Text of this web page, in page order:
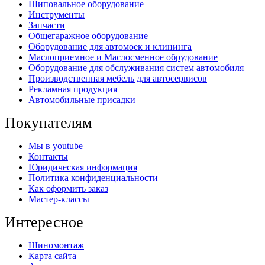
Шиповальное оборудование
Инструменты
Запчасти
Общегаражное оборудование
Оборудование для автомоек и клининга
Маслоприемное и Маслосменное обрудование
Оборудование для обслуживания систем автомобиля
Производственная мебель для автосервисов
Рекламная продукция
Автомобильные присадки
Покупателям
Мы в youtube
Контакты
Юридическая информация
Политика конфиденциальности
Как оформить заказ
Мастер-классы
Интересное
Шиномонтаж
Карта сайта